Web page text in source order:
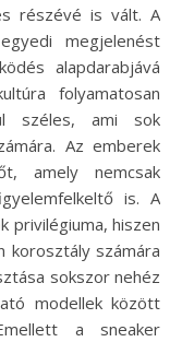
részévé is vált. A
megjelenést
alapdarabjává
folyamatosan
széles, ami sok
Az emberek
amely nemcsak
is. A
privilégiuma, hiszen
korosztály számára
sokszor nehéz
modellek között
a sneaker